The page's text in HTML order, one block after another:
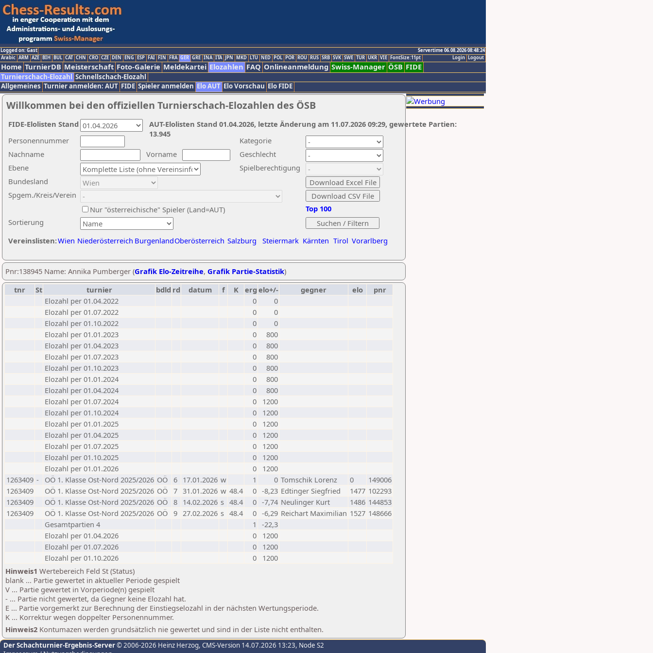
Logged on: Gast
Servertime 06.08.2026 08:48:24
Logout
Login
Arabic ARM AZE BIH BUL CAT CHN CRO CZE DEN ENG ESP FAI FIN FRA GER GRE INA ITA JPN MKD LTU NED POL POR ROU RUS SRB SVK SWE TUR UKR VIE FontSize:11pt
Home TurnierDB Meisterschaft Foto-Galerie Meldekartei Elozahlen FAQ Onlineanmeldung Swiss-Manager ÖSB FIDE
Turnierschach-Elozahl Schnellschach-Elozahl
Allgemeines Turnier anmelden: AUT FIDE Spieler anmelden Elo AUT Elo Vorschau Elo FIDE
Willkommen bei den offiziellen Turnierschach-Elozahlen des ÖSB
Nachname
Vorname
Ebene
Kategorie
Sortierung
Personennummer
Bundesland
Spgem./Kreis/Verein
Geschlecht
Nur "österreichische" Spieler (Land=AUT)
Spielberechtigung
Vereinslisten:Wien Niederösterreich BurgenlandOberösterreich Salzburg Steiermark Kärnten Tirol Vorarlberg
Top 100
AUT-Elolisten Stand 01.04.2026, letzte Änderung am 11.07.2026 09:29, gewertete Partien:
13.945
FIDE-Elolisten Stand
Pnr:138945 Name: Annika Pumberger (Grafik Elo-Zeitreihe, Grafik Partie-Statistik)
tnr
St turnier bdld rd datum f K erg elo+/- gegner elo
pnr
Elozahl per 01.04.2022
0
0
Elozahl per 01.07.2022
0
0
Elozahl per 01.10.2022
0
0
Elozahl per 01.01.2023
0
800
Elozahl per 01.04.2023
0
800
Elozahl per 01.07.2023
0
800
Elozahl per 01.10.2023
0
800
Elozahl per 01.01.2024
0
800
Elozahl per 01.04.2024
0
800
Elozahl per 01.07.2024
0
1200
Elozahl per 01.10.2024
0
1200
Elozahl per 01.01.2025
0
1200
Elozahl per 01.04.2025
0
1200
Elozahl per 01.07.2025
0
1200
Elozahl per 01.10.2025
0
1200
Elozahl per 01.01.2026
0
1200
1263409 - OÖ 1. Klasse Ost-Nord 2025/2026 OÖ 6 17.01.2026 w 1 0 Tomschik Lorenz 0
149006
1263409
OÖ 1. Klasse Ost-Nord 2025/2026 OÖ 7 31.01.2026 w 48.4 0 -8,23 Edtinger Siegfried 1477 102293
1263409
OÖ 1. Klasse Ost-Nord 2025/2026 OÖ 8 14.02.2026 s 48.4 0 -7,74 Neulinger Kurt 1486 144853
1263409
OÖ 1. Klasse Ost-Nord 2025/2026 OÖ 9 27.02.2026 s 48.4 0 -6,29 Reichart Maximilian 1527 148666
Gesamtpartien 4
1
-22,3
Elozahl per 01.04.2026
0
1200
Elozahl per 01.07.2026
0
1200
Elozahl per 01.10.2026
0
1200
Hinweis1 Wertebereich Feld St (Status)
blank ... Partie gewertet in aktueller Periode gespielt
V ... Partie gewertet in Vorperiode(n) gespielt
- ... Partie nicht gewertet, da Gegner keine Elozahl hat.
E ... Partie vorgemerkt zur Berechnung der Einstiegselozahl in der nächsten Wertungsperiode.
K ... Korrektur wegen doppelter Personennummer.
Hinweis2 Kontumazen werden grundsätzlich nie gewertet und sind in der Liste nicht enthalten.
Der Schachturnier-Ergebnis-Server© 2006-2026 Heinz Herzog, CMS-Version 14.07.2026 13:23, Node S2